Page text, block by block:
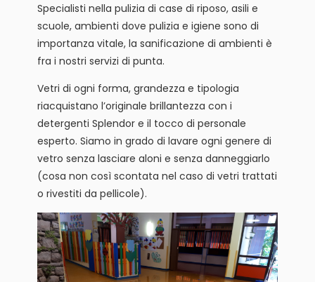
Specialisti nella pulizia di case di riposo, asili e
scuole, ambienti dove pulizia e igiene sono di
importanza vitale, la sanificazione di ambienti è
fra i nostri servizi di punta.
Vetri di ogni forma, grandezza e tipologia
riacquistano l’originale brillantezza con i
detergenti Splendor e il tocco di personale
esperto. Siamo in grado di lavare ogni genere di
vetro senza lasciare aloni e senza danneggiarlo
(cosa non così scontata nel caso di vetri trattati
o rivestiti da pellicole).